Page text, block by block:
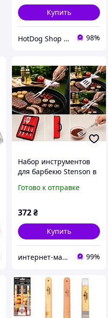
Купить
HotDog Shop - Найкращі товари для дому та сімʼї, з любовʼю до деталей! 98%
Набор инструментов
для барбекю Stenson в
наборе: вилка, лопатка,
Готово к отправке
372₴
Купить
интернет-магазин "Оптовик" 99%